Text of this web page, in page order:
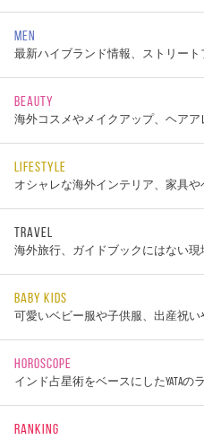
MEN
最新ハイブランド情報、ストリー
BEAUTY
海外コスメやメイクアップ、ヘアア
LIFESTYLE
オシャレな海外インテリア、家具
TRAVEL
海外旅行、ガイドブックにはない
BABY KIDS
可愛いベビー服や子供服、出産祝い
HOROSCOPE
インド占星術をベースにしたYATAの
RANKING